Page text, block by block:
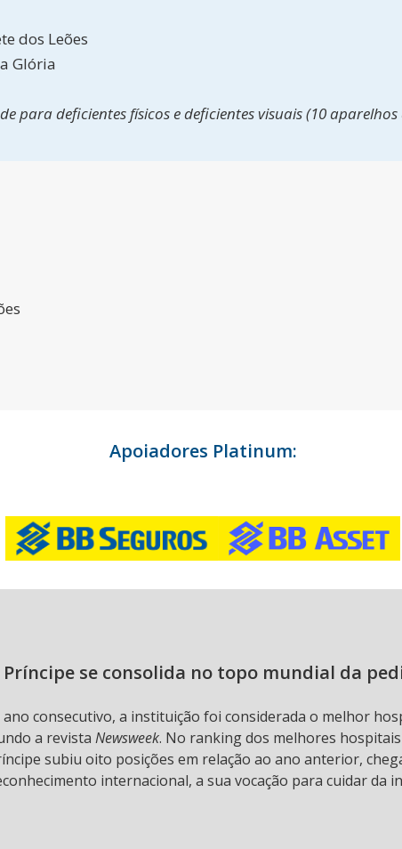
dos Leões
Glória
para deficientes físicos e deficientes visuais (10
Apoiadores Platinum:
Príncipe se consolida no topo mundial da
consecutivo, a instituição foi considerada o melhor
a revista Newsweek. No ranking dos melhores
subiu oito posições em relação ao ano anterior,
internacional, a sua vocação para cuidar da